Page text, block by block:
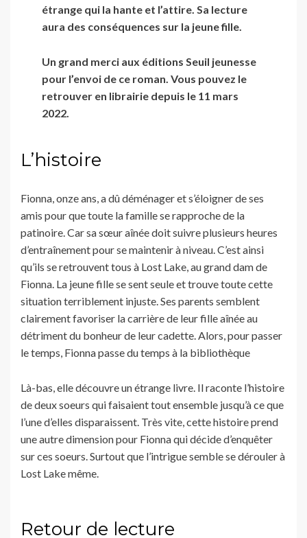
étrange qui la hante et l’attire. Sa lecture
aura des conséquences sur la jeune fille.
Un grand merci aux éditions Seuil jeunesse
pour l’envoi de ce roman. Vous pouvez le
retrouver en librairie depuis le 11 mars
2022.
L’histoire
Fionna, onze ans, a dû déménager et s’éloigner de ses
amis pour que toute la famille se rapproche de la
patinoire. Car sa sœur aînée doit suivre plusieurs heures
d’entraînement pour se maintenir à niveau. C’est ainsi
qu’ils se retrouvent tous à Lost Lake, au grand dam de
Fionna. La jeune fille se sent seule et trouve toute cette
situation terriblement injuste. Ses parents semblent
clairement favoriser la carrière de leur fille aînée au
détriment du bonheur de leur cadette. Alors, pour passer
le temps, Fionna passe du temps à la bibliothèque
Là-bas, elle découvre un étrange livre. Il raconte l’histoire
de deux soeurs qui faisaient tout ensemble jusqu’à ce que
l’une d’elles disparaissent. Très vite, cette histoire prend
une autre dimension pour Fionna qui décide d’enquêter
sur ces soeurs. Surtout que l’intrigue semble se dérouler à
Lost Lake même.
Retour de lecture